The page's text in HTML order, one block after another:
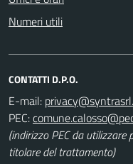
Numeri utili
CONTATTI D.P.O.
E-mail:
PEC:
(indirizzo PEC da utilizzare
titolare del trattamento)